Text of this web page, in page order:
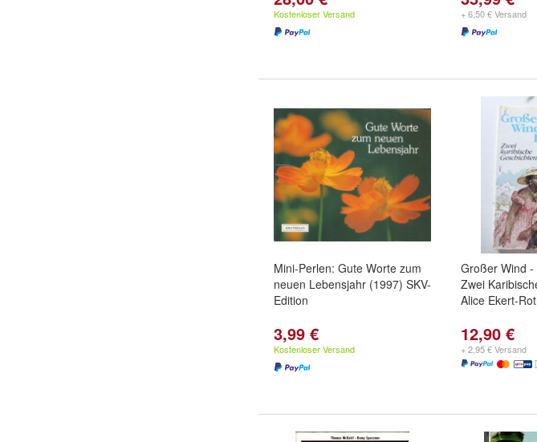
Kostenloser Versand + 6,50 € Versand
Mini-Perlen: Gute Worte zum
neuen Lebensjahr (1997) SKV-
Edition
3,99 €
Kostenloser Versand
Großer Wind -
Zwei
Alice Ekert-
12,90 €
+ 2,95 € Versand